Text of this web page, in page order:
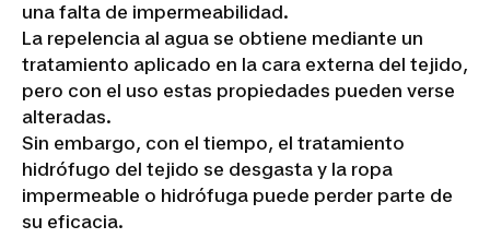
una falta de impermeabilidad.
La repelencia al agua se obtiene mediante un
tratamiento aplicado en la cara externa del tejido,
pero con el uso estas propiedades pueden verse
alteradas.
Sin embargo, con el tiempo, el tratamiento
hidrófugo del tejido se desgasta y la ropa
impermeable o hidrófuga puede perder parte de
su eficacia.